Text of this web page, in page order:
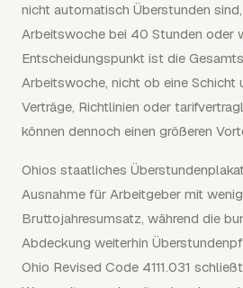
nicht automatisch Überstunden
Arbeitswoche bei 40 Stunden oder
Entscheidungspunkt ist die
Arbeitswoche, nicht ob eine Schicht
Verträge, Richtlinien oder
können dennoch einen größeren
Ohios staatliches
Ausnahme für Arbeitgeber mit
Bruttojahresumsatz, während die
Abdeckung weiterhin
Ohio Revised Code 4111.031